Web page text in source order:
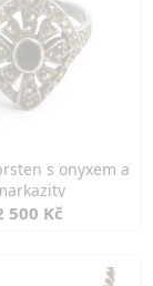
s onyxem a
500 Kč